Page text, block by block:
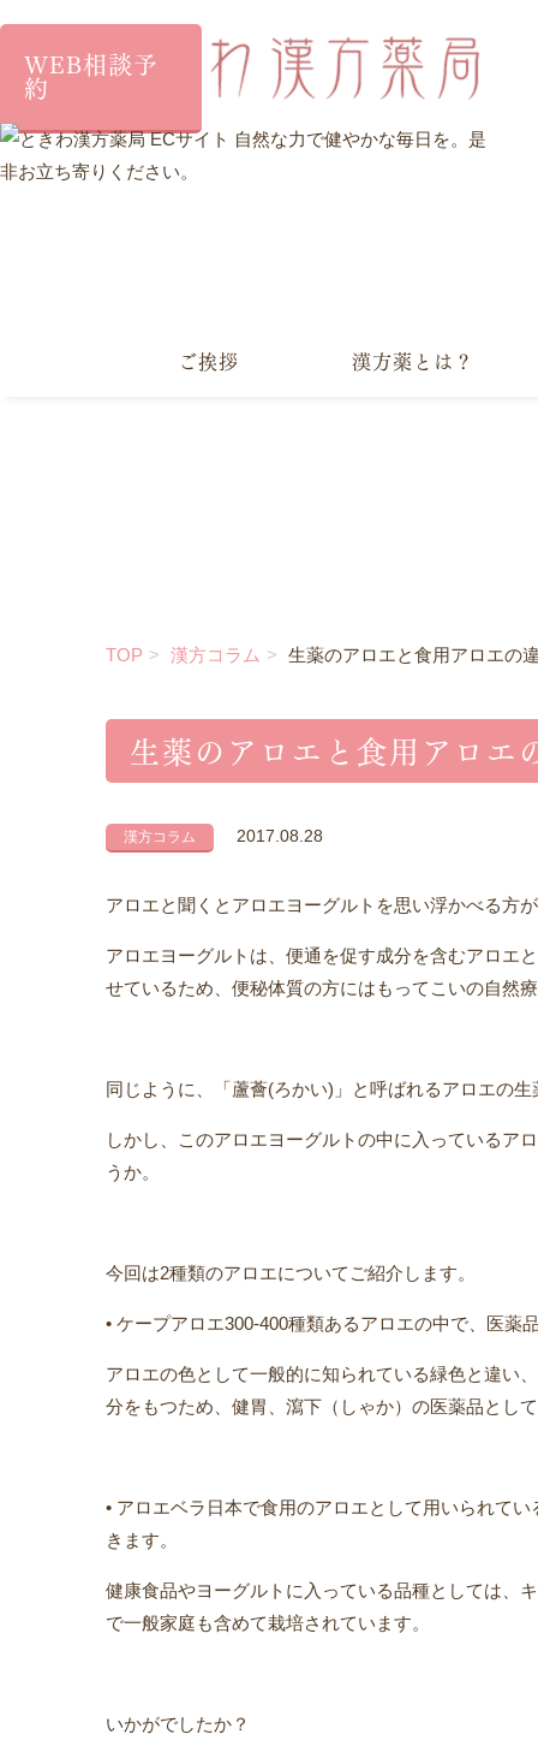
WEB相談予
約
ご挨拶 漢方薬とは？
TOP 漢方コラム 生薬のアロエと食用アロエの
生薬のアロエと食用アロエ
漢方コラム 2017.08.28
アロエと聞くとアロエヨーグルトを思い浮かべる方
アロエヨーグルトは、便通を促す成分を含むアロエ
せているため、便秘体質の方にはもってこいの自然
同じように、「蘆薈(ろかい)」と呼ばれるアロエの
しかし、このアロエヨーグルトの中に入っているア
うか。
今回は2種類のアロエについてご紹介します。
• ケープアロエ300-400種類あるアロエの中で、医薬
アロエの色として一般的に知られている緑色と違い
分をもつため、健胃、瀉下（しゃか）の医薬品とし
• アロエベラ日本で食用のアロエとして用いられて
きます。
健康食品やヨーグルトに入っている品種としては、
で一般家庭も含めて栽培されています。
いかがでしたか？